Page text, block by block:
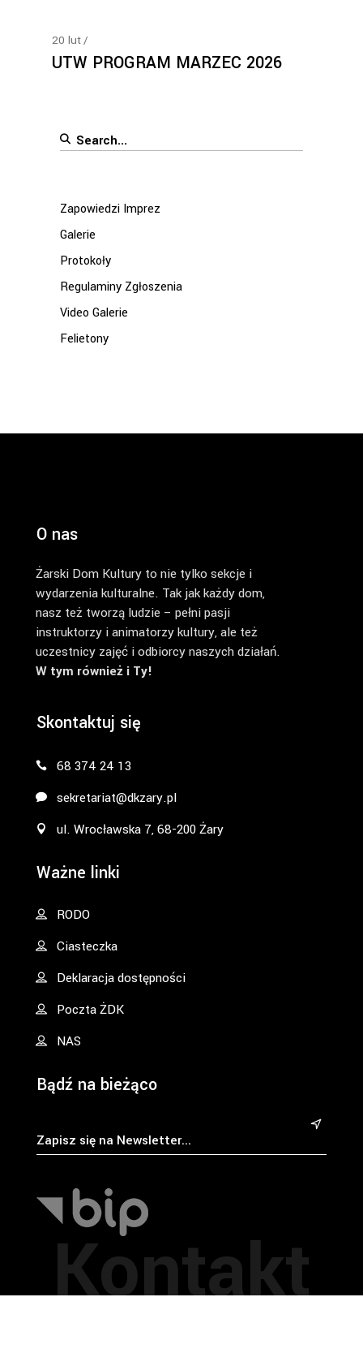
20 lut
UTW PROGRAM MARZEC 2026
Search
Zapowiedzi Imprez
Galerie
Protokoły
Regulaminy Zgłoszenia
Video Galerie
Felietony
Kontakt
O nas
Żarski Dom Kultury to nie tylko sekcje i
wydarzenia kulturalne. Tak jak każdy dom,
nasz też tworzą ludzie – pełni pasji
instruktorzy i animatorzy kultury, ale też
uczestnicy zajęć i odbiorcy naszych działań.
W tym również i Ty!
Skontaktuj się
68 374 24 13
sekretariat@dkzary.pl
ul. Wrocławska 7, 68-200 Żary
Ważne linki
RODO
Ciasteczka
Deklaracja dostępności
Poczta ŻDK
NAS
Bądź na bieżąco
&